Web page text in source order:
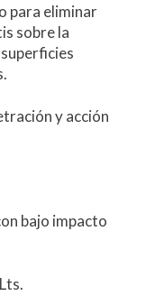
para eliminar
sobre la
y acción
bajo impacto